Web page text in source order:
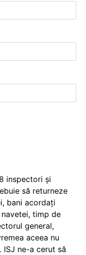
inspectori și
să returneze
bani acordați
timp de
general,
aceea nu
ISJ ne-a cerut să